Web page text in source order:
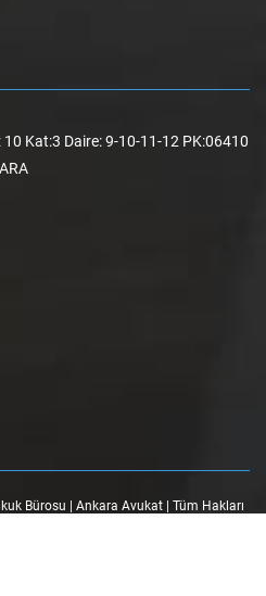
Kat:3 Daire: 9-10-11-12 PK:06410
Bürosu | Ankara Avukat | Tüm Hakları